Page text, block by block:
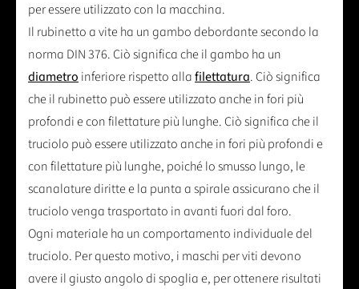
per essere utilizzato con la macchina.
Il rubinetto a vite ha un gambo debordante secondo la
norma DIN 376. Ciò significa che il gambo ha un
diametroinferiore rispetto allafilettatura. Ciò significa
che il rubinetto può essere utilizzato anche in fori più
profondi e con filettature più lunghe. Ciò significa che il
truciolo può essere utilizzato anche in fori più profondi e
con filettature più lunghe, poiché lo smusso lungo, le
scanalature diritte e la punta a spirale assicurano che il
truciolo venga trasportato in avanti fuori dal foro.
Ogni materiale ha un comportamento individuale del
truciolo. Per questo motivo, i maschi per viti devono
avere il giusto angolo di spoglia e, per ottenere risultati